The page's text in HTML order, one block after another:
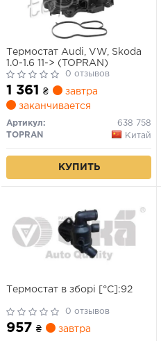
Термостат Audi, VW, Skoda
1.0-1.6 11-> (TOPRAN)
0 отзывов
1 361 ₴
завтра
заканчивается
Артикул:
638 758
TOPRAN
Китай
КУПИТЬ
Термостат в зборі [°C]:92
0 отзывов
957 ₴ завтра